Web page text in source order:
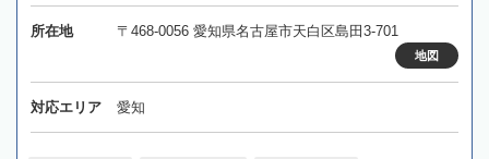
所在地 〒468-0056 愛知県名古屋市天白区島田3-701
地図
対応エリア 愛知